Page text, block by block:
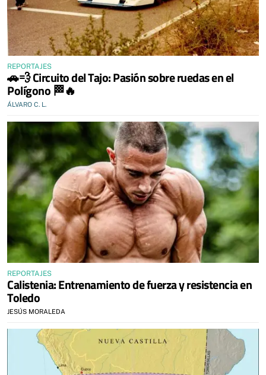
REPORTAJES
🚗💨 Circuito del Tajo: Pasión sobre ruedas en el
Polígono 🏁🔥
ÁLVARO C. L.
REPORTAJES
Calistenia: Entrenamiento de fuerza y resistencia en
Toledo
JESÚS MORALEDA